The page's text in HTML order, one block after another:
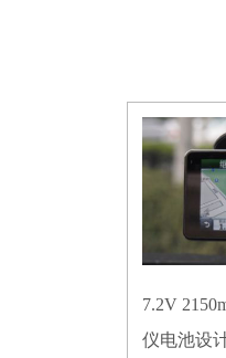
7.2V
仪电池设